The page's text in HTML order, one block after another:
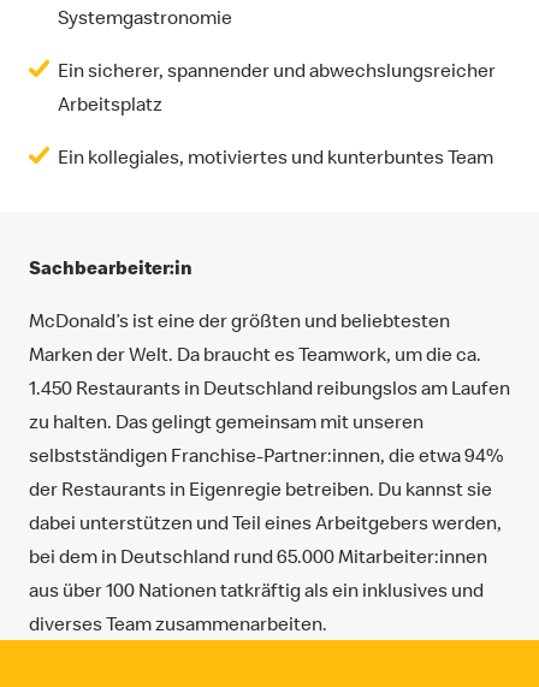
Systemgastronomie
Ein sicherer, spannender und abwechslungsreicher
Arbeitsplatz
Ein kollegiales, motiviertes und kunterbuntes Team
Sachbearbeiter:in
McDonald’s ist eine der größten und beliebtesten
Marken der Welt. Da braucht es Teamwork, um die ca.
1.450 Restaurants in Deutschland reibungslos am Laufen
zu halten. Das gelingt gemeinsam mit unseren
selbstständigen Franchise-Partner:innen, die etwa 94%
der Restaurants in Eigenregie betreiben. Du kannst sie
dabei unterstützen und Teil eines Arbeitgebers werden,
bei dem in Deutschland rund 65.000 Mitarbeiter:innen
aus über 100 Nationen tatkräftig als ein inklusives und
diverses Team zusammenarbeiten.